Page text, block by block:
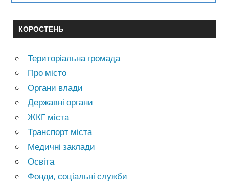
КОРОСТЕНЬ
Територіальна громада
Про місто
Органи влади
Державні органи
ЖКГ міста
Транспорт міста
Медичні заклади
Освіта
Фонди, соціальні служби